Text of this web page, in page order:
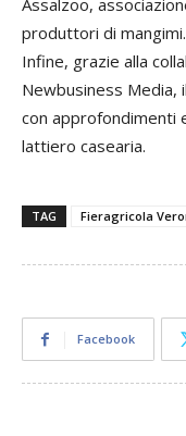
Assalzoo,
produttori di mangimi.
Infine, grazie alla
Newbusiness Media,
con approfondimenti
lattiero casearia.
TAG Fieragricola
Facebook